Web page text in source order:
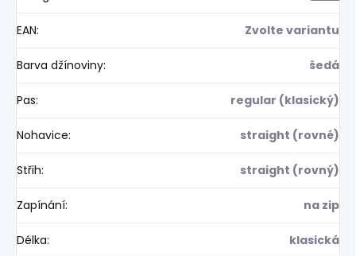
EAN: Zvolte variantu
Barva džínoviny: šedá
Pas: regular (klasický)
Nohavice: straight (rovné)
Střih: straight (rovný)
Zapínání: na zip
Délka: klasická